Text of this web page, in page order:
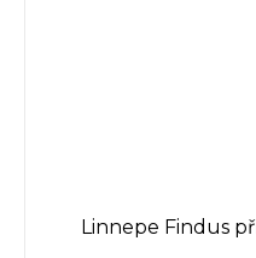
Linnepe Findus